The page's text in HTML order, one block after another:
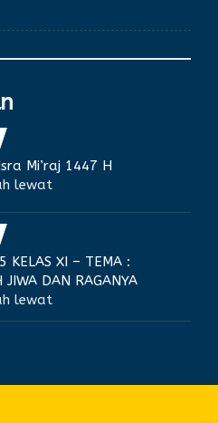
Mi’raj 1447 H
lewat
KELAS XI – TEMA :
JIWA DAN RAGANYA
lewat